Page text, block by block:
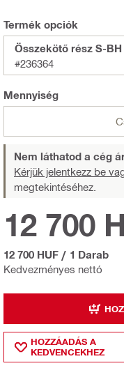
Termék opciók
Összekötő rész S-BH
#236364
Mennyiség
Nem láthatod a cég
Kérjük jelentkezz be
megtekintéséhez.
Kedvezményes nettó
12 700
12 700 HUF / 1 Darab
HOZZÁADÁS A
KEDVENCEKHEZ